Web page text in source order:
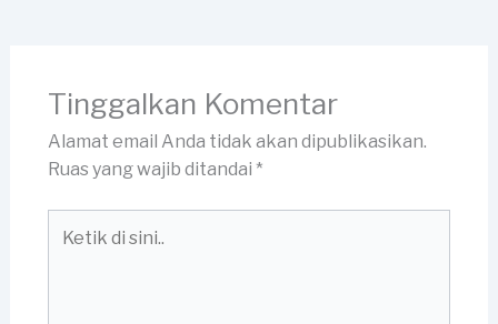
Tinggalkan Komentar
Alamat email Anda tidak akan dipublikasikan.
Ruas yang wajib ditandai *